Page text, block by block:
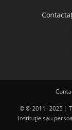
© © 2011- 2025 |
instituţie sau